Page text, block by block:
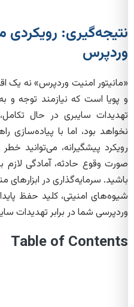
نتیجه‌گیری: رویکردی
وردپرس
«مانیتور امنیت وردپرس» نه یک
و پویا است که نیازمند توجه و
نخواهد بود، اما با پیاده‌سازی
رویکرد پیشگیرانه، می‌توانید
صورت وقوع حادثه، آمادگی لازم
باشید. سرمایه‌گذاری در
شیوه‌های امنیتی، کلید حفظ
وردپرسی شما در برابر تهدیدات
Table of Contents